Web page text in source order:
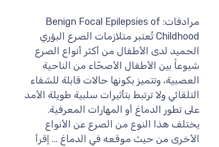
مرادفات: Benign Focal Epilepsies of
Childhood تُعتبر متلازمات الصرع البؤري
الحميد لدى الأطفال من أكثر أنواع الصرع
شيوعاً بين الأطفال الأصحّاء من الناحية
العصبية، وتتميز بكونها حالات قابلة للشفاء
التلقائي ولا ترتبط بتأثيرات سلبية طويلة الأمد
على تطور الدماغ أو المهارات المعرفية.
يختلف هذا النوع من الصرع عن الأنواع
الأخرى من حيث موقعه في الدماغ ... إقرأ